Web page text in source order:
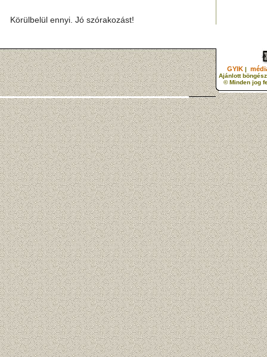
Körülbelül ennyi. Jó szórakozást!
GYIK |
Ajánlott
© Minden jog